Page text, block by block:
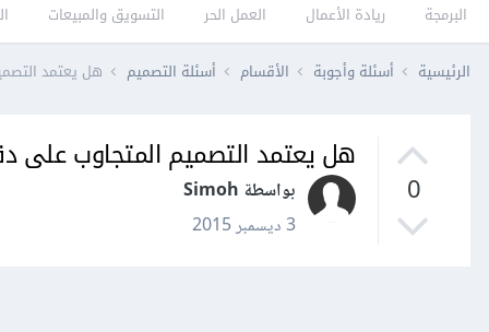
البرمجة ريادة الأعمال العمل الحر التسويق والمبيعات
الرئيسية أسئلة وأجوبة الأقسام أسئلة التصميم هل يعتمد
0
هل يعتمد التصميم المتجاوب على
بواسطة Simoh
3 ديسمبر 2015